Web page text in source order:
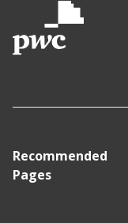
Recommended
Pages